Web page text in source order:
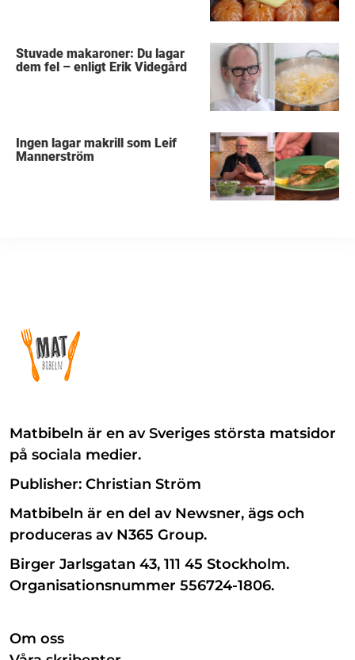
Stuvade makaroner: Du lagar
dem fel – enligt Erik Videgård
Ingen lagar makrill som Leif
Mannerström
Matbibeln är en av Sveriges största matsidor
på sociala medier.
Publisher: Christian Ström
Matbibeln är en del av Newsner, ägs och
produceras av N365 Group.
Birger Jarlsgatan 43, 111 45 Stockholm.
Organisationsnummer 556724-1806.
Om oss